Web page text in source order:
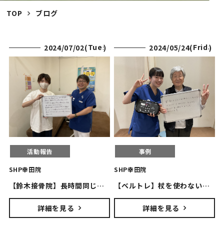
SERVICE
TOP ブログ
2024/07/02(Tuesday
)
活動報告
SHP幸田院
【鈴木接骨院】長時間同じ姿勢で身体が痛い・・・。根本改善で痛みにくい身体へ！
詳細を見る
2024/05/24(Friday
)
事例
SHP幸田院
【ベルトレ】杖を使わないと歩けなかった患者様。姿勢改善で杖なしで歩けるようになりました！
詳細を見る